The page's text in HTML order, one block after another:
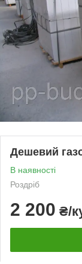
Дешевий
В наявності
Роздріб
2 200 ₴/